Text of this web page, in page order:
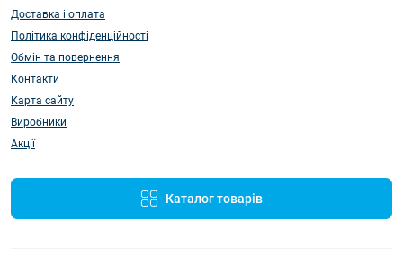
Доставка і оплата
Політика конфіденційності
Обмін та повернення
Контакти
Карта сайту
Виробники
Акції
Каталог товарів